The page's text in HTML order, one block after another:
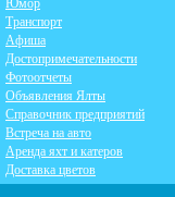
Транспорт
Афиша
Достопримечательности
Фотоотчеты
Объявления Ялты
Справочник предприятий
Встреча на авто
Аренда яхт и катеров
Доставка цветов